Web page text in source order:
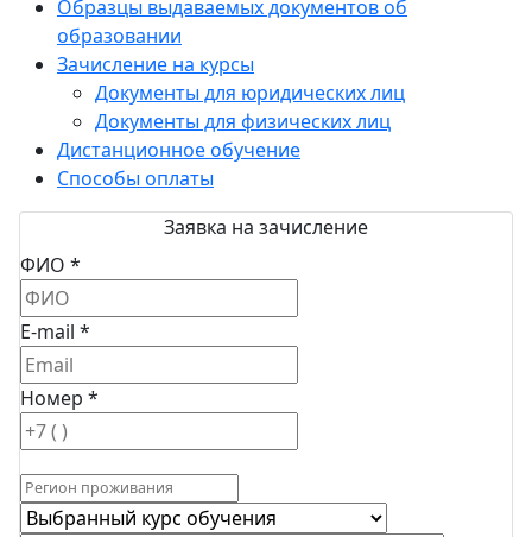
Образцы выдаваемых документов об
образовании
Зачисление на курсы
Документы для юридических лиц
Документы для физических лиц
Дистанционное обучение
Способы оплаты
Заявка на зачисление
ФИО *
E-mail *
Номер *